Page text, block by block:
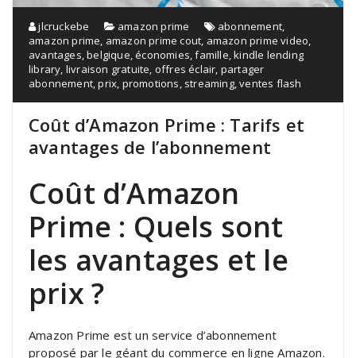
jlcruckebe amazon prime abonnement,
amazon prime, amazon prime cout, amazon prime video,
avantages,belgique,économies,famille,kindle lending
library, livraison gratuite, offres éclair, partager
abonnement,prix, promotions, streaming,ventes flash
Coût d’Amazon Prime : Tarifs et
avantages de l’abonnement
Coût d’Amazon
Prime : Quels sont
les avantages et le
prix ?
Amazon Prime est un service d’abonnement
proposé par le géant du commerce en ligne Amazon.